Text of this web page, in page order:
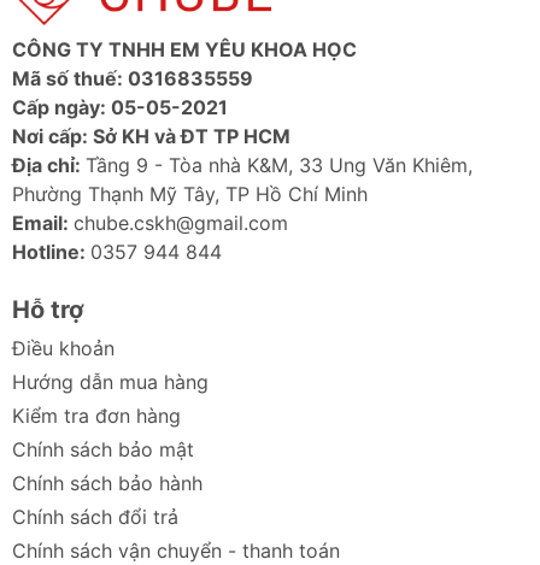
CÔNG TY TNHH EM YÊU KHOA HỌC
Mã số thuế: 0316835559
Cấp ngày: 05-05-2021
Nơi cấp: Sở KH và ĐT TP HCM
Địa chỉ: Tầng 9 - Tòa nhà K&M, 33 Ung Văn Khiêm,
Phường Thạnh Mỹ Tây, TP Hồ Chí Minh
Email: chube.cskh@gmail.com
Hotline: 0357 944 844
Hỗ trợ
Điều khoản
Hướng dẫn mua hàng
Kiểm tra đơn hàng
Chính sách bảo mật
Chính sách bảo hành
Chính sách đổi trả
Chính sách vận chuyển - thanh toán